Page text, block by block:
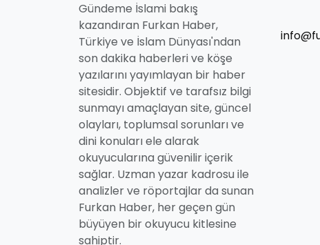
Gündeme İslami bakış
kazandıran Furkan Haber,
Türkiye ve İslam Dünyası'ndan
son dakika haberleri ve köşe
yazılarını yayımlayan bir haber
sitesidir. Objektif ve tarafsız bilgi
sunmayı amaçlayan site, güncel
olayları, toplumsal sorunları ve
dini konuları ele alarak
okuyucularına güvenilir içerik
sağlar. Uzman yazar kadrosu ile
analizler ve röportajlar da sunan
Furkan Haber, her geçen gün
büyüyen bir okuyucu kitlesine
sahiptir.